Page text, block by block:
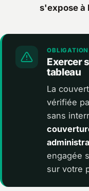
s'expose à
Exercer
tableau
La
vérifiée
sans
engagée
sur votre